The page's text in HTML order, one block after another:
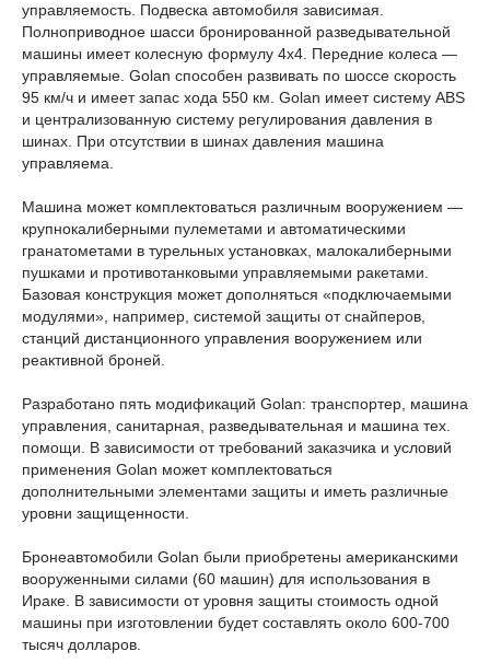
управляемость. Подвеска автомобиля зависимая.
Полноприводное шасси бронированной разведывательной
машины имеет колесную формулу 4x4. Передние колеса —
управляемые. Golan способен развивать по шоссе скорость
95 км/ч и имеет запас хода 550 км. Golan имеет систему ABS
и централизованную систему регулирования давления в
шинах. При отсутствии в шинах давления машина
управляема.
Машина может комплектоваться различным вооружением —
крупнокалиберными пулеметами и автоматическими
гранатометами в турельных установках, малокалиберными
пушками и противотанковыми управляемыми ракетами.
Базовая конструкция может дополняться «подключаемыми
модулями», например, системой защиты от снайперов,
станций дистанционного управления вооружением или
реактивной броней.
Разработано пять модификаций Golan: транспортер, машина
управления, санитарная, разведывательная и машина тех.
помощи. В зависимости от требований заказчика и условий
применения Golan может комплектоваться
дополнительными элементами защиты и иметь различные
уровни защищенности.
Бронеавтомобили Golan были приобретены американскими
вооруженными силами (60 машин) для использования в
Ираке. В зависимости от уровня защиты стоимость одной
машины при изготовлении будет составлять около 600-700
тысяч долларов.